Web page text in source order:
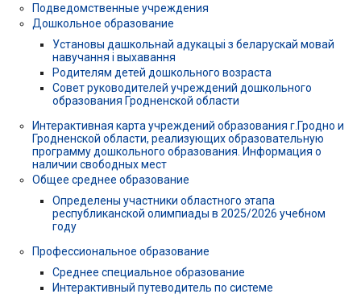
Подведомственные учреждения
Дошкольное образование
Установы дашкольнай адукацыі з беларускай мовай
навучання і выхавання
Родителям детей дошкольного возраста
Совет руководителей учреждений дошкольного
образования Гродненской области
Интерактивная карта учреждений образования г.Гродно и
Гродненской области, реализующих образовательную
программу дошкольного образования. Информация о
наличии свободных мест
Общее среднее образование
Определены участники областного этапа
республиканской олимпиады в 2025/2026 учебном
году
Профессиональное образование
Среднее специальное образование
Интерактивный путеводитель по системе